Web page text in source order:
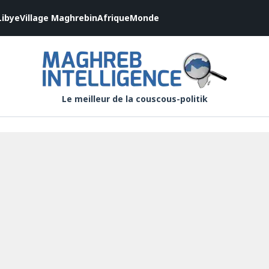
Village MaghrebinAfriqueMonde
Le meilleur de la couscous-politik